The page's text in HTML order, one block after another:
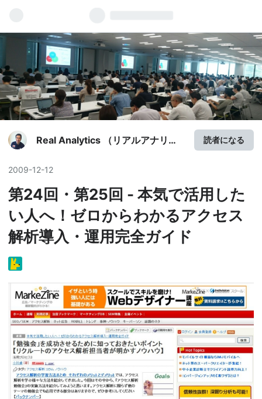
Real Analytics （リアルアナリテ
読者になる
2009-12-12
第24回・第25回 - 本気で活用した
い人へ！ゼロからわかるアクセス
解析導入・運用完全ガイド